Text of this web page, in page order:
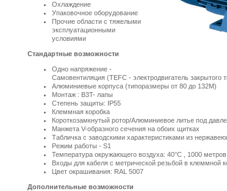
Охлаждение
Упаковочное оборудование
Прочие области с тяжелыми
эксплуатационными
условиями
Стандартные возможности
Одно напряжение -
Самовентиляция (TEFC - электродвигатель
Алюминиевые корпуса (типоразмеры от 80 до 132М)
Монтаж : B3T- лапы
Степень защиты: IP55
Клеммная коробка
Короткозамкнутый ротор/Алюминиевое литье под
Манжета V-образного сечения на обоих щитках
Табличка с заводскими характеристиками из
Режим работы - S1
Температура окружающего воздуха: 40°C 1000 метров
Входы для кабеля с метрической резьбой в клеммной
Цвет окрашивания: RAL 5007
Дополнительные возможности